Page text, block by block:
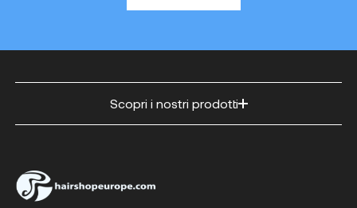
Scopri i nostri prodotti